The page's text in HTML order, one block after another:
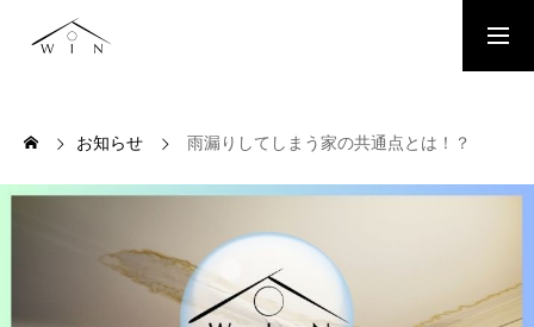
WORKS
お知らせ 雨漏りしてしまう家の共通点とは！？